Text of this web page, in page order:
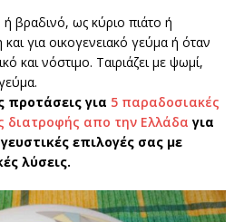
ή βραδινό, ως κύριο πιάτο ή
για οικογενειακό γεύμα ή όταν
και νόστιμο. Ταιριάζει με ψωμί,
προτάσεις για 5 παραδοσιακές
διατροφής απο την Ελλάδα για
επιλογές σας με
λύσεις.